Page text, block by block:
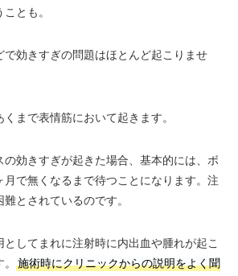
とも。
で効きすぎの問題はほとんど起こりませ
まで表情筋において起きます。
の効きすぎが起きた場合、基本的には、ボ
月で無くなるまで待つことになります。注
とされているのです。
としてまれに注射時に内出血や腫れが起こ
施術時にクリニックからの説明をよく聞